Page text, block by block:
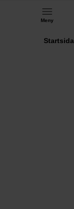
Meny
Startsida